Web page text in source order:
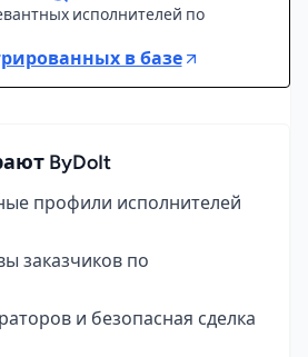
исполнителей по
в базе
ByDoIt
профили исполнителей
заказчиков по
и безопасная сделка